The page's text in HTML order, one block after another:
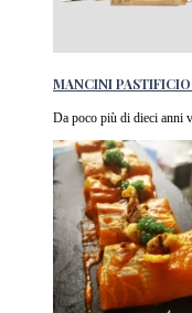
MANCINI
Da poco più di dieci anni